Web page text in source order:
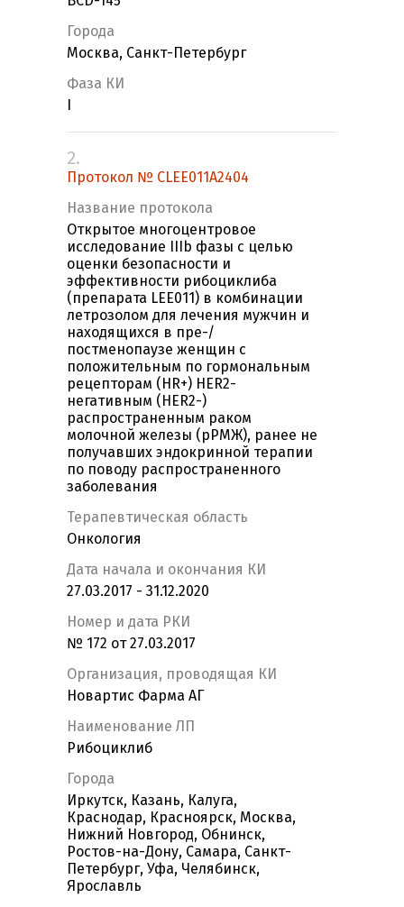
Города
Москва, Санкт-Петербург
Фаза КИ
2.
Протокол № CLEE011A2404
Название протокола
Открытое многоцентровое
исследование IIIb фазы с целью
оценки безопасности и
эффективности рибоциклиба
(препарата LEE011) в комбинации
летрозолом для лечения мужчин и
находящихся в пре-/
постменопаузе женщин с
положительным по гормональным
рецепторам (HR+) HER2-
негативным (HER2-)
распространенным раком
молочной железы (рРМЖ), ранее не
получавших эндокринной терапии
по поводу распространенного
заболевания
Терапевтическая область
Онкология
Дата начала и окончания КИ
27.03.2017 - 31.12.2020
Номер и дата РКИ
№ 172 от 27.03.2017
Организация, проводящая КИ
Новартис Фарма АГ
Наименование ЛП
Рибоциклиб
Города
Иркутск, Казань, Калуга,
Краснодар, Красноярск, Москва,
Нижний Новгород, Обнинск,
Ростов-на-Дону, Самара, Санкт-
Петербург, Уфа, Челябинск,
Ярославль